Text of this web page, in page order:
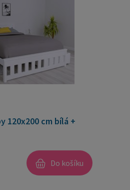
120x200 cm bílá +
Do košíku